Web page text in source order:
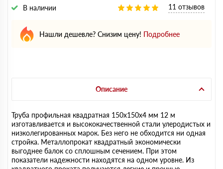
В наличии 11 отзывов
Нашли дешевле? Снизим цену! Подробнее
Описание
Труба профильная квадратная 150х150х4 мм 12 м
изготавливается и высококачественной стали улеродистых и
низколегированных марок. Без него не обходится ни одная
стройка. Металлопрокат квадратный экономически
выгоднее балок со сплошным сечением. При этом
показатели надежности находятся на одном уровне. Из